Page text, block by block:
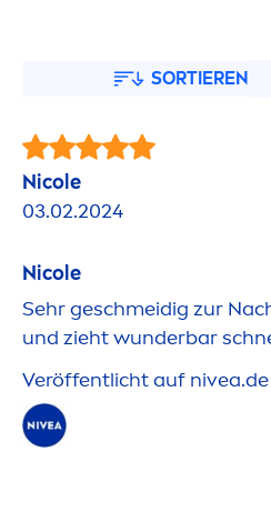
SORTIEREN
Nicole
03.02.2024
Nicole
Sehr geschmeidig zur
und zieht wunderbar
Veröffentlicht auf nivea.de